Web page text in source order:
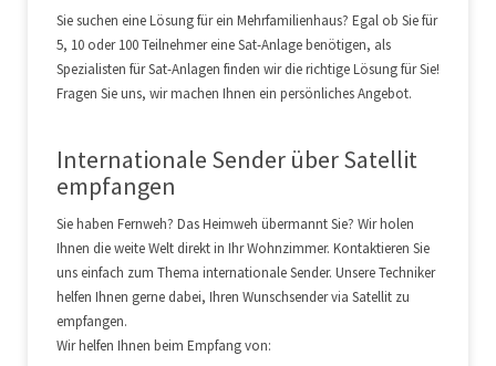
Sie suchen eine Lösung für ein Mehrfamilienhaus? Egal ob Sie für
5, 10 oder 100 Teilnehmer eine Sat-Anlage benötigen, als
Spezialisten für Sat-Anlagen finden wir die richtige Lösung für Sie!
Fragen Sie uns, wir machen Ihnen ein persönliches Angebot.
Internationale Sender über Satellit
empfangen
Sie haben Fernweh? Das Heimweh übermannt Sie? Wir holen
Ihnen die weite Welt direkt in Ihr Wohnzimmer. Kontaktieren Sie
uns einfach zum Thema internationale Sender. Unsere Techniker
helfen Ihnen gerne dabei, Ihren Wunschsender via Satellit zu
empfangen.
Wir helfen Ihnen beim Empfang von: